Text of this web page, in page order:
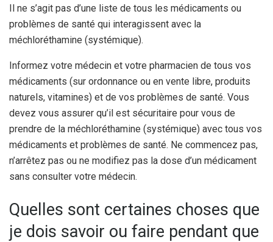
Il ne s’agit pas d’une liste de tous les médicaments ou
problèmes de santé qui interagissent avec la
méchloréthamine (systémique).
Informez votre médecin et votre pharmacien de tous vos
médicaments (sur ordonnance ou en vente libre, produits
naturels, vitamines) et de vos problèmes de santé. Vous
devez vous assurer qu’il est sécuritaire pour vous de
prendre de la méchloréthamine (systémique) avec tous vos
médicaments et problèmes de santé. Ne commencez pas,
n’arrêtez pas ou ne modifiez pas la dose d’un médicament
sans consulter votre médecin.
Quelles sont certaines choses que
je dois savoir ou faire pendant que